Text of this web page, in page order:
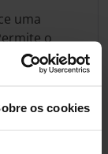
os cookies
uma
o
como
é